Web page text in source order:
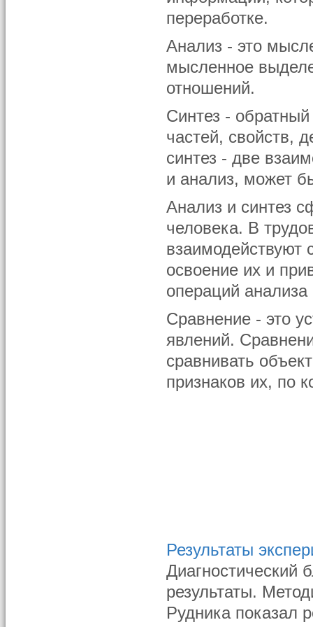
переработке.
Анализ - это
мысленное
отношений.
Синтез -
частей, свойств,
синтез - две
и анализ, может
Анализ и синтез
человека. В
взаимодействуют
освоение их и
операций анализа
Сравнение - это
явлений.
сравнивать
признаков их, по
Результаты
Диагностический
результаты.
Рудника показал